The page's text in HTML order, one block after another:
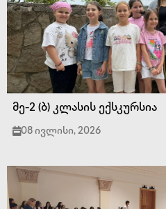
მე-2 (ბ) კლასის ექსკურსია
08 ივლისი, 2026